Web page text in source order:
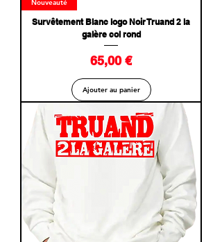
Nouveauté
Survêtement Blanc logo Noir Truand 2 la
galère col rond
Prix
65,00 €
Ajouter au panier